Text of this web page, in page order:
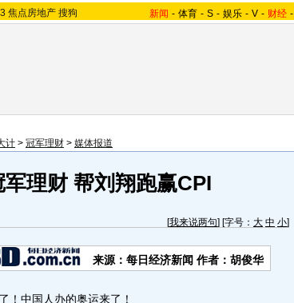
焦点房地产 搜狗 新闻 - 体育 - S - 娱乐 - V - 财经 -
计 > 冠军理财 > 媒体报道
理财 帮刘翔跑赢CPI
[我来说两句] [字号： 大 中 小]
来源：每日经济新闻 作者：胡俊华
中国人办的奥运来了！